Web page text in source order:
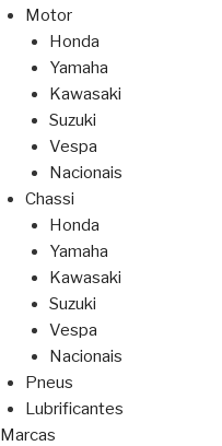
Motor
Honda
Yamaha
Kawasaki
Suzuki
Vespa
Nacionais
Chassi
Honda
Yamaha
Kawasaki
Suzuki
Vespa
Nacionais
Pneus
Lubrificantes
Marcas